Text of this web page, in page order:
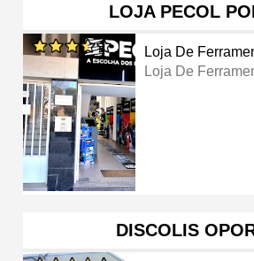
LOJA PECOL
Loja De
Loja De
DISCOLIS